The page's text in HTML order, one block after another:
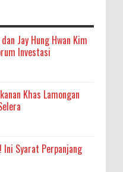
Jay Hung Hwan Kim
Investasi
Khas Lamongan
Ini Syarat Perpanjang